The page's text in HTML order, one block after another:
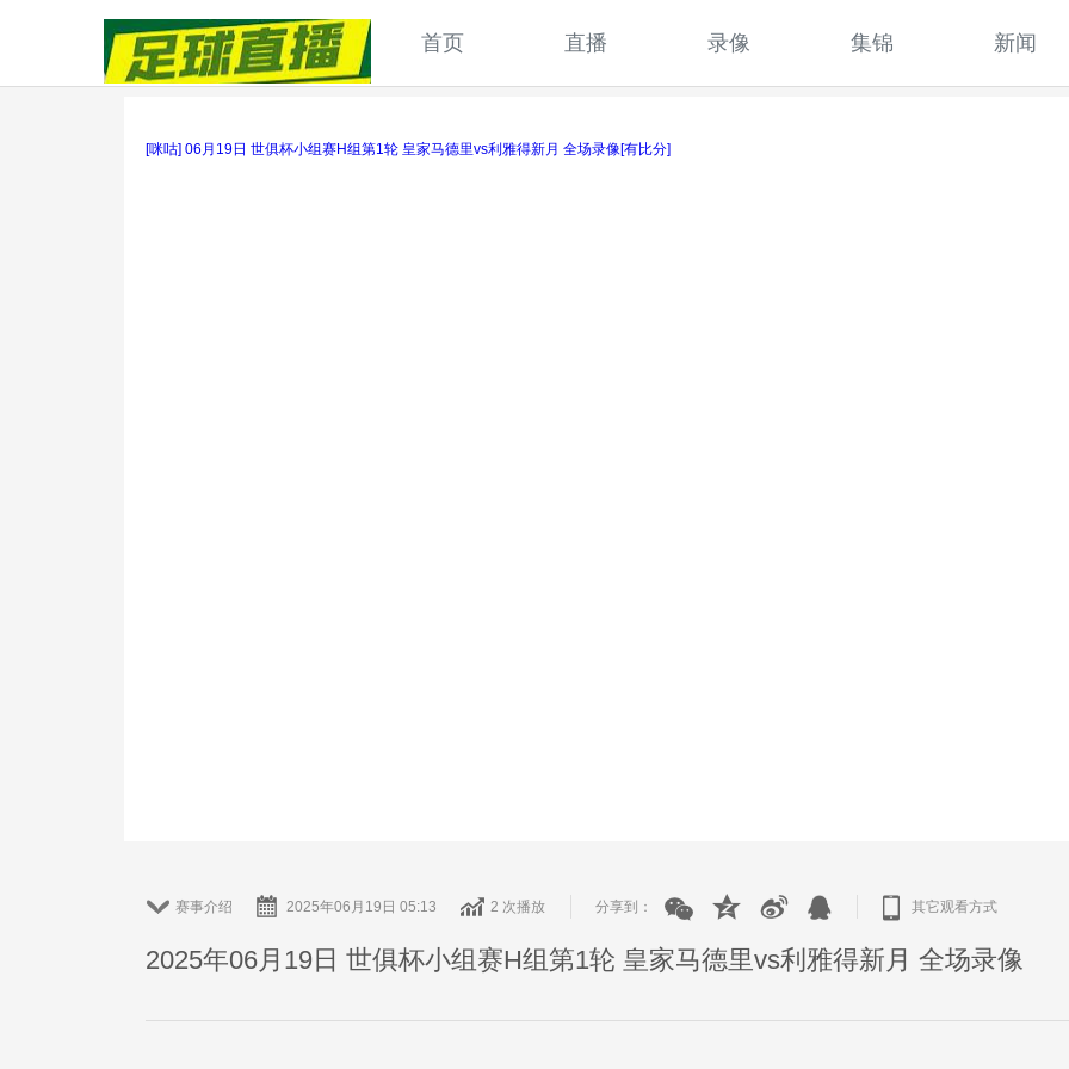
首页 直播 录像 集锦 新闻
[咪咕] 06月19日 世俱杯小组赛H组第1轮 皇家马德里vs利雅得新月 全场录像[有比分]
赛事介绍 2025年06月19日 05:13 2 次播放 分享到： 其它观看方式
2025年06月19日 世俱杯小组赛H组第1轮 皇家马德里vs利雅得新月 全场录像